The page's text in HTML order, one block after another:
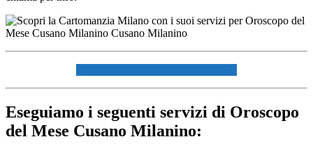
Eseguiamo i seguenti servizi di Oroscopo
del Mese Cusano Milanino: